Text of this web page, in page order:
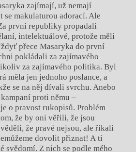
zajímají, už nemají
se makulaturou adorací. Ale
první republiky propadali
intelektuálové, protože měli
přece Masaryka do první
pokládali za zajímavého
za zajímavého politika. Byl
měla jen jednoho poslance, a
se na něj dívali svrchu. Anebo
proti němu –
o pravost rukopisů. Problém
že by oni věřili, že jsou
že pravé nejsou, ale říkali
dovolit přiznat! A ti
svědomí. Z nich se podle mého